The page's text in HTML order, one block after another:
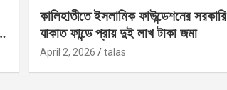
কালিহাতীতে ইসলামিক ফাউন্ডেশনের সরকারি
যাকাত ফান্ডে প্রায় দুই লাখ টাকা জমা
April 2, 2026 talas